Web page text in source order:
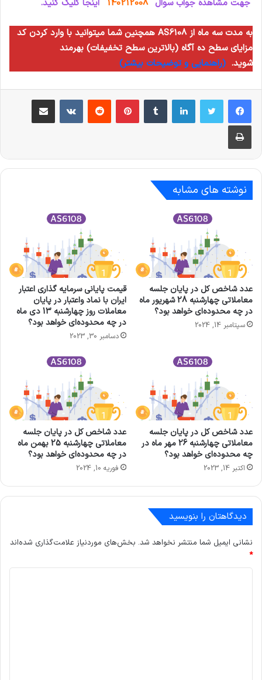
جهت مشاهده جواب سوال 140212008 اینجا کلیک کنید.
همچنین شما میتوانید با وارد کردن کد AS6108 به مدت سه ماه از
مزایای سطح ده آگاه (بالاترین سطح تخفیفات) بهرمند
شوید. (راهنمایی و توضیحات بیشتر)
لینکدین ‫تامبلر ‫پین‌ترست‫رددیت ‫VKontakteاشتراک گذاری از طریق ایمیل
چاپ
نوشته های مشابه
عدد شاخص کل در پایان جلسه
معاملاتی چهارشنبه 28 شهریور ماه
در چه محدوده‌ای خواهد بود؟
سپتامبر 14, 2024
قیمت پایانی سرمايه گذاری اعتبار
ايران با نماد واعتبار در پایان
معاملات روز چهارشنبه 13 دی ماه
در چه محدوده‌ای خواهد بود؟
دسامبر 30, 2023
عدد شاخص کل در پایان جلسه
معاملاتی چهارشنبه 26 مهر ماه در
چه محدوده‌ای خواهد بود؟
اکتبر 14, 2023
عدد شاخص کل در پایان جلسه
معاملاتی چهارشنبه 25 بهمن ماه
در چه محدوده‌ای خواهد بود؟
فوریه 10, 2024
دیدگاهتان را بنویسید
نشانی ایمیل شما منتشر نخواهد شد. بخش‌های موردنیاز علامت‌گذاری شده‌اند
*